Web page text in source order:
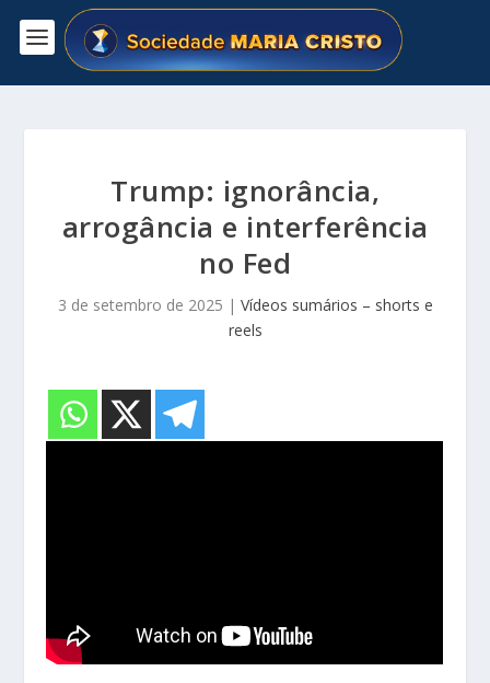
Trump: ignorância,
arrogância e interferência
no Fed
3 de setembro de 2025 | Vídeos sumários – shorts e
reels